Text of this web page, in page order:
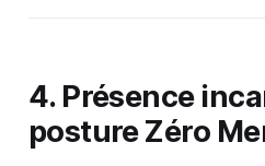
4. Présence
posture Zéro